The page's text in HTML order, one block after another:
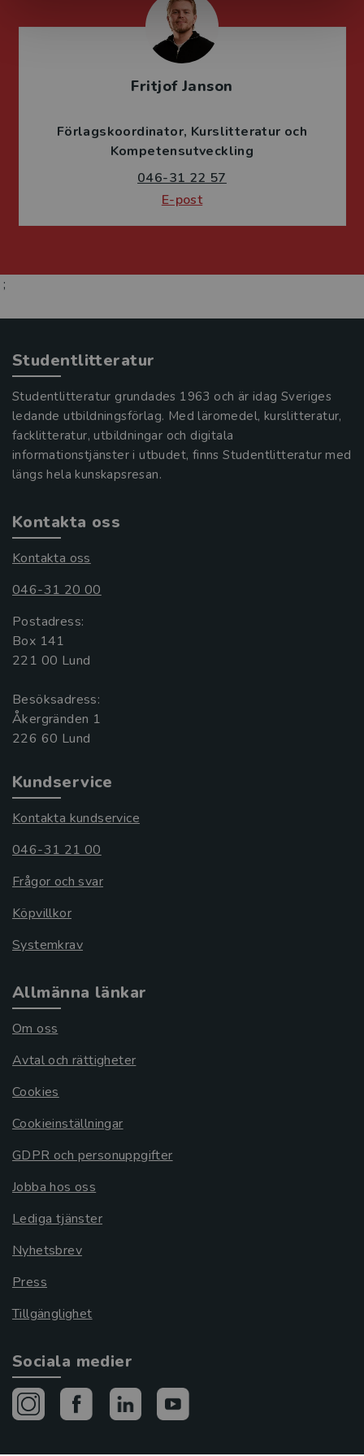
Fritjof Janson
Förlagskoordinator Kurslitteratur och
Kompetensutveckling
046-31 22 57
E-post
;
Studentlitteratur
Studentlitteratur grundades 1963 och är idag Sveriges
ledande utbildningsförlag. Med läromedel, kurslitteratur,
facklitteratur, utbildningar och digitala
informationstjänster i utbudet, finns Studentlitteratur med
längs hela kunskapsresan.
Kontakta oss
Kontakta oss
046-31 20 00
Postadress:
Box 141
221 00 Lund
Besöksadress:
Åkergränden 1
Kundservice
Kontakta kundservice
046-31 21 00
Frågor och svar
Köpvillkor
Systemkrav
Allmänna länkar
Om oss
Avtal och rättigheter
Cookies
Cookieinställningar
GDPR och personuppgifter
Jobba hos oss
Lediga tjänster
Nyhetsbrev
Press
Tillgänglighet
Sociala medier